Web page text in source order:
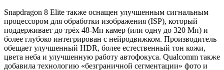
Snapdragon 8 Elite также оснащен улучшенным сигнальным
процессором для обработки изображения (ISP), который
поддерживает до трёх 48-Мп камер (или одну до 320 Мп) и
более глубоко интегрирован с нейродвижком. Производитель
обещает улучшенный HDR, более естественный тон кожи,
цвета неба и улучшенную работу автофокуса. Qualcomm также
добавила технологию «безграничной сегментации» фото и